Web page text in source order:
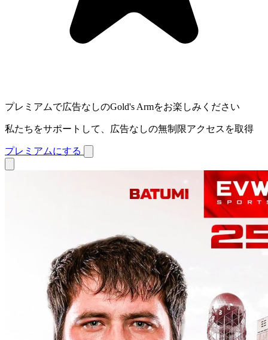
プレミアムで広告なしのGold's Armをお楽しみください
私たちをサポートして、広告なしの無制限アクセスを取得
プレミアムにする